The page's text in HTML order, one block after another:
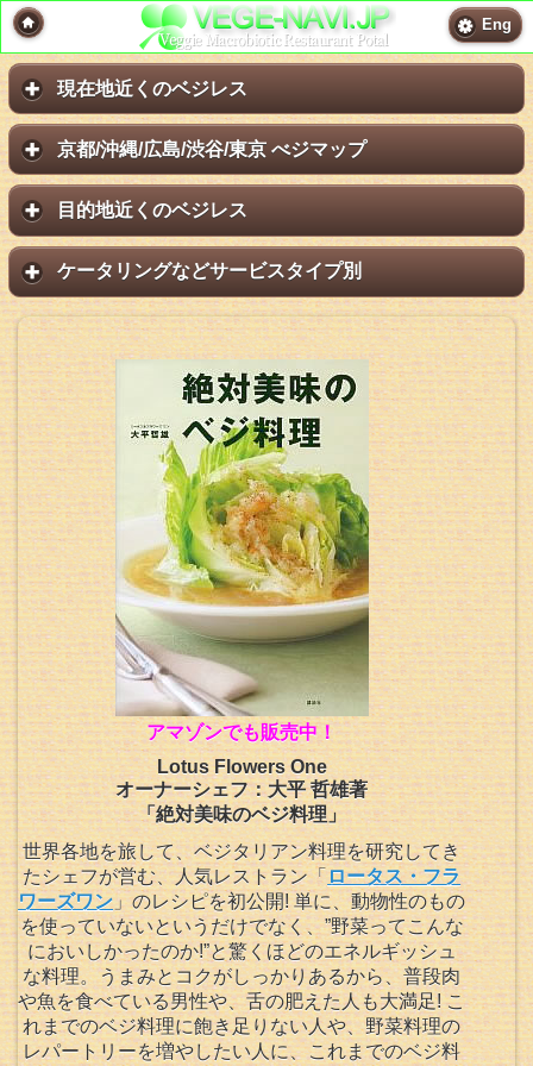
Eng
現在地近くのベジレス
京都/沖縄/広島/渋谷/東京 べジマップ
目的地近くのベジレス
ケータリングなどサービスタイプ別
アマゾンでも販売中！
Lotus Flowers One
オーナーシェフ：大平 哲雄著
「絶対美味のベジ料理」
世界各地を旅して、ベジタリアン料理を研究してき
たシェフが営む、人気レストラン「ロータス・フラ
ワーズワン」のレシピを初公開! 単に、動物性のもの
を使っていないというだけでなく、”野菜ってこんな
においしかったのか!”と驚くほどのエネルギッシュ
な料理。うまみとコクがしっかりあるから、普段肉
や魚を食べている男性や、舌の肥えた人も大満足! こ
れまでのベジ料理に飽き足りない人や、野菜料理の
レパートリーを増やしたい人に、これまでのベジ料